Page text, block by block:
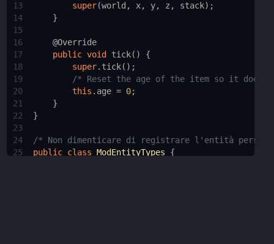
13
super(world , x, y, z , stack);
14
    }
15
16
@Override
17
public void tick() {
18
super. tick();
19
/* Reset the age of the item so it
20
this . age = 0;
21
    }
22
}
23
24
/* Non dimenticare di registrare l'entità
25
public class ModEntityTypes {